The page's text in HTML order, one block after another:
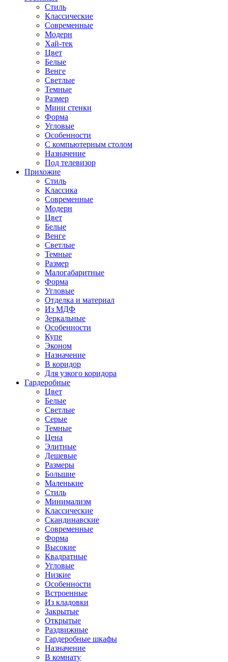
Стиль
Классические
Современные
Модерн
Хай-тек
Цвет
Белые
Венге
Светлые
Темные
Размер
Мини стенки
Форма
Угловые
Особенности
С компьютерным столом
Назначение
Под телевизор
Прихожие
Стиль
Классика
Современные
Модерн
Цвет
Белые
Венге
Светлые
Темные
Размер
Малогабаритные
Форма
Угловые
Отделка и материал
Из МДФ
Зеркальные
Особенности
Купе
Эконом
Назначение
В коридор
Для узкого коридора
Гардеробные
Цвет
Белые
Светлые
Серые
Темные
Цена
Элитные
Дешевые
Размеры
Большие
Маленькие
Стиль
Минимализм
Классические
Скандинавские
Современные
Форма
Высокие
Квадратные
Угловые
Низкие
Особенности
Встроенные
Из кладовки
Закрытые
Открытые
Раздвижные
Гардеробные шкафы
Назначение
В комнату